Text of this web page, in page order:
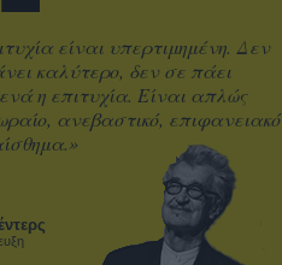
είναι υπερτιμημένη. Δεν
καλύτερο, δεν σε πάει
η επιτυχία. Είναι απλώς
ανεβαστικό, επιφανειακό